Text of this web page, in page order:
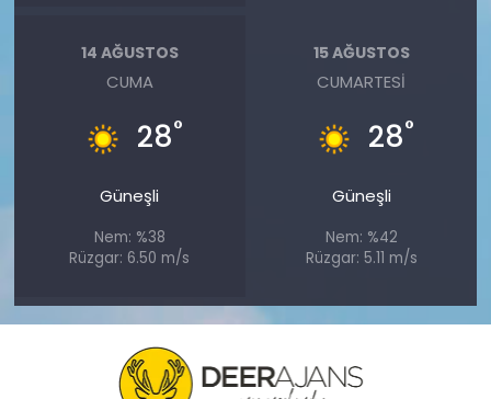
14 AĞUSTOS
CUMA
28°
Güneşli
Nem: %38
Rüzgar: 6.50 m/s
15 AĞUSTOS
CUMARTESI
28°
Güneşli
Nem: %42
Rüzgar: 5.11 m/s